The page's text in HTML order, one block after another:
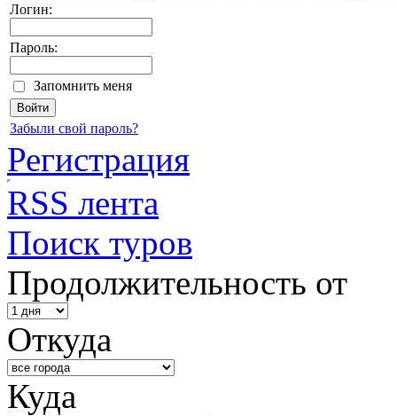
Логин:
Пароль:
Запомнить меня
Забыли свой пароль?
Регистрация
RSS лента
Поиск туров
Продолжительность от
Откуда
Куда